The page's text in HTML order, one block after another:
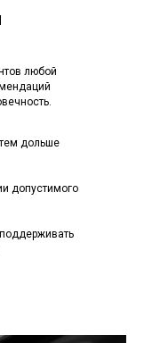
любой
дольше
допустимого